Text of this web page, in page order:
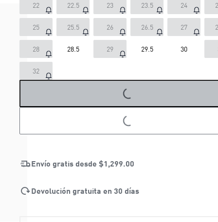
22 22.5 23 23.5 24
25 25.5 26 26.5 27
28 28.5 29 29.5 30
32
LOADING...
LOADING...
Envío gratis desde $1,299.00
Devolución gratuita en 30 días